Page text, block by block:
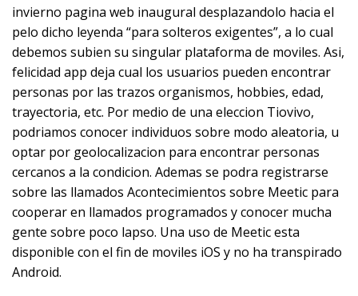
invierno pagina web inaugural desplazandolo hacia el
pelo dicho leyenda “para solteros exigentes”, a lo cual
debemos subien su singular plataforma de moviles. Asi,
felicidad app deja cual los usuarios pueden encontrar
personas por las trazos organismos, hobbies, edad,
trayectoria, etc. Por medio de una eleccion Tiovivo,
podri­amos conocer individuos sobre modo aleatoria, u
optar por geolocalizacion para encontrar personas
cercanos a la condicion. Ademas se podra registrarse
sobre las llamados Acontecimientos sobre Meetic para
cooperar en llamados programados y conocer mucha
gente sobre poco lapso. Una uso de Meetic esta
disponible con el fin de moviles iOS y no ha transpirado
Android.